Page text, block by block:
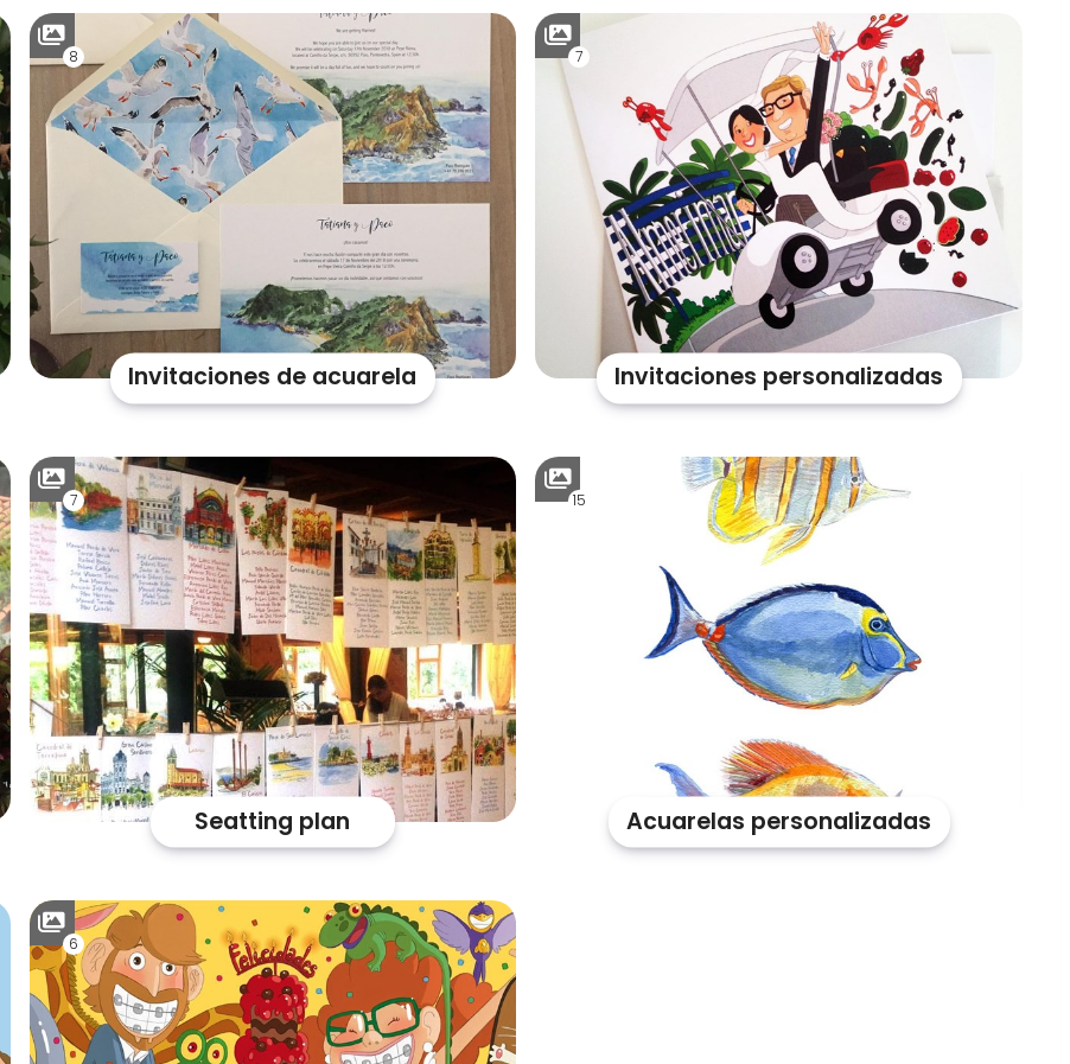
Invitaciones de acuarela
8
Invitaciones personalizadas
7
Seatting plan
7
Acuarelas personalizadas
15
6